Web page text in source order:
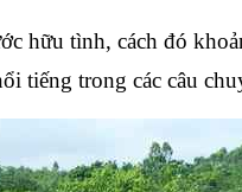
hữu tình, cách đó
tiếng trong các câu